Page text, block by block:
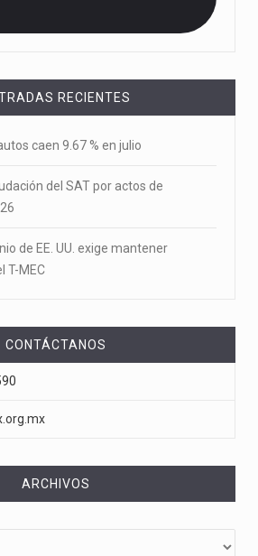
RECIENTES
caen 9.67 % en julio
del SAT por actos de
de EE. UU. exige mantener
T-MEC
CONTÁCTANOS
ARCHIVOS